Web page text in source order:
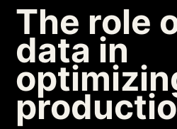
The role
data in